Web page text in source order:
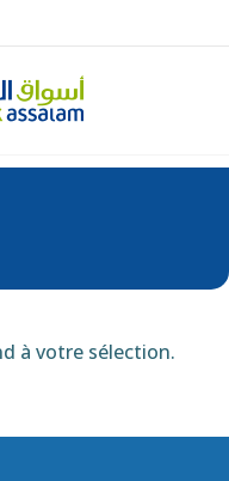
à votre sélection.